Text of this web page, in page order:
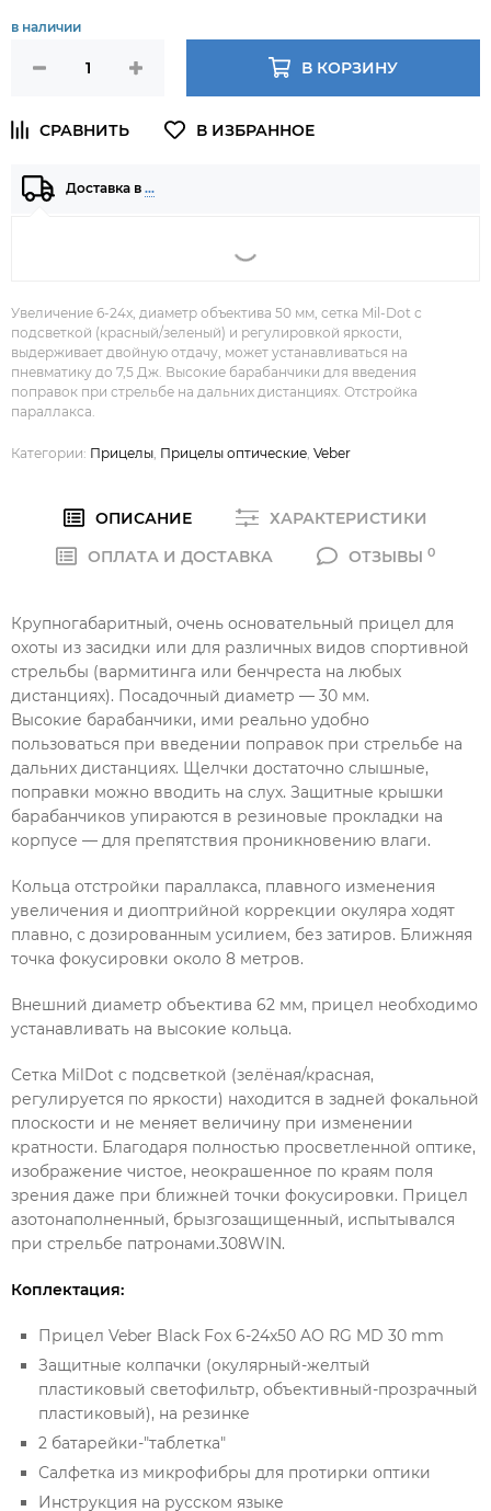
в наличии
В КОРЗИНУ
Доставка в …
Увеличение 6-24x, диаметр объектива 50 мм, сетка Mil-Dot с
подсветкой (красный/зеленый) и регулировкой яркости,
выдерживает двойную отдачу, может устанавливаться на
пневматику до 7,5 Дж. Высокие барабанчики для введения
поправок при стрельбе на дальних дистанциях. Отстройка
параллакса.
Категории: Прицелы Прицелы оптические Veber
ОПИСАНИЕ
ХАРАКТЕРИСТИКИ
ОПЛАТА И ДОСТАВКА
ОТЗЫВЫ 0
Крупногабаритный, очень основательный прицел для
охоты из засидки или для различных видов спортивной
стрельбы (вармитинга или бенчреста на любых
дистанциях). Посадочный диаметр — 30 мм.
Высокие барабанчики, ими реально удобно
пользоваться при введении поправок при стрельбе на
дальних дистанциях. Щелчки достаточно слышные,
поправки можно вводить на слух. Защитные крышки
барабанчиков упираются в резиновые прокладки на
корпусе — для препятствия проникновению влаги.
Кольца отстройки параллакса, плавного изменения
увеличения и диоптрийной коррекции окуляра ходят
плавно, с дозированным усилием, без затиров. Ближняя
точка фокусировки около 8 метров.
Внешний диаметр объектива 62 мм, прицел необходимо
устанавливать на высокие кольца.
Сетка MilDot с подсветкой (зелёная/красная,
регулируется по яркости) находится в задней фокальной
плоскости и не меняет величину при изменении
кратности. Благодаря полностью просветленной оптике,
изображение чистое, неокрашенное по краям поля
зрения даже при ближней точки фокусировки. Прицел
азотонаполненный, брызгозащищенный, испытывался
при стрельбе патронами.308WIN.
Коплектация:
Прицел Veber Black Fox 6-24x50 AO RG MD 30 mm
Защитные колпачки (окулярный-желтый
пластиковый светофильтр, объективный-прозрачный
пластиковый), на резинке
2 батарейки-"таблетка"
Салфетка из микрофибры для протирки оптики
Инструкция на русском языке